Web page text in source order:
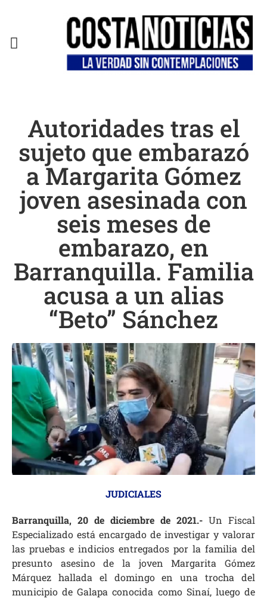
Autoridades tras el
sujeto que embarazó
a Margarita Gómez
joven asesinada con
seis meses de
embarazo, en
Barranquilla. Familia
acusa a un alias
“Beto” Sánchez
JUDICIALES
Barranquilla, 20 de diciembre de 2021.- Un Fiscal
Especializado está encargado de investigar y valorar
las pruebas e indicios entregados por la familia del
presunto asesino de la joven Margarita Gómez
Márquez hallada el domingo en una trocha del
municipio de Galapa conocida como Sinaí, luego de